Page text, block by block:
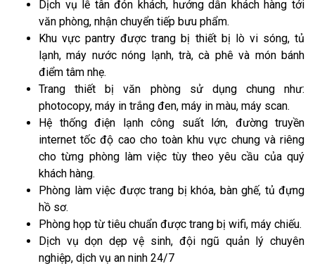
Dịch vụ lễ tân đón khách, hướng dẫn khách hàng tới
văn phòng, nhận chuyển tiếp bưu phẩm.
Khu vực pantry được trang bị thiết bị lò vi sóng, tủ
lạnh, máy nước nóng lạnh, trà, cà phê và món bánh
điểm tâm nhẹ.
Trang thiết bị văn phòng sử dụng chung như:
photocopy, máy in trắng đen, máy in màu, máy scan.
Hệ thống điện lạnh công suất lớn, đường truyền
internet tốc độ cao cho toàn khu vực chung và riêng
cho từng phòng làm việc tùy theo yêu cầu của quý
khách hàng.
Phòng làm việc được trang bị khóa, bàn ghế, tủ đựng
hồ sơ.
Phòng họp từ tiêu chuẩn được trang bị wifi, máy chiếu.
Dịch vụ dọn dẹp vệ sinh, đội ngũ quản lý chuyên
nghiệp, dịch vụ an ninh 24/7